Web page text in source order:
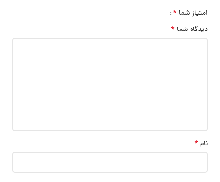
امتیاز شما *
دیدگاه شما *
نام *